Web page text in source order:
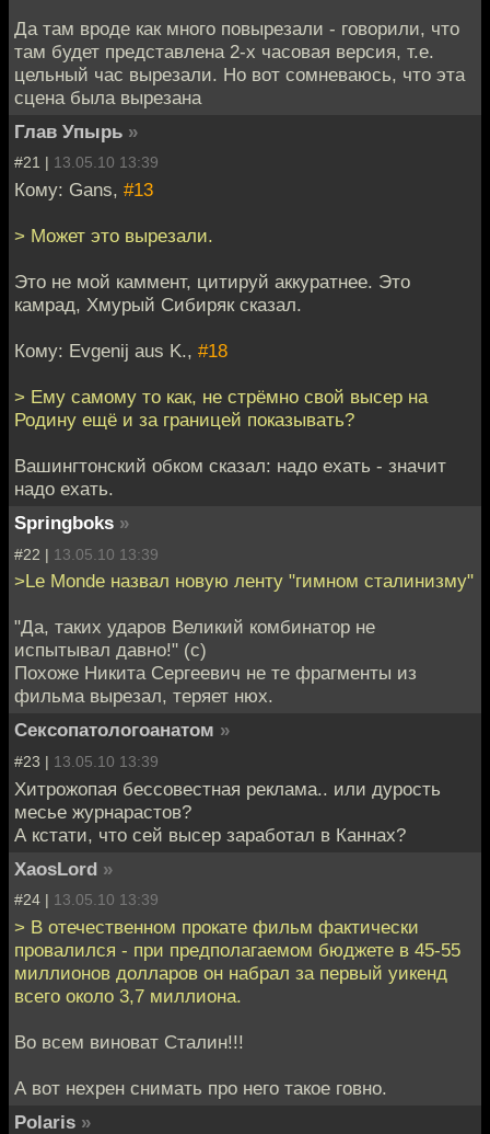
Да там вроде как много повырезали - говорили, что
там будет представлена 2-х часовая версия, т.е.
цельный час вырезали. Но вот сомневаюсь, что эта
сцена была вырезана
Глав Упырь »
#21 | 13.05.10 13:39
Кому: Gans, #13
> Может это вырезали.
Это не мой каммент, цитируй аккуратнее. Это
камрад, Хмурый Сибиряк сказал.
Кому: Evgenij aus K., #18
> Ему самому то как, не стрёмно свой высер на
Родину ещё и за границей показывать?
Вашингтонский обком сказал: надо ехать - значит
надо ехать.
Springboks »
#22 | 13.05.10 13:39
>Le Monde назвал новую ленту "гимном сталинизму"
"Да, таких ударов Великий комбинатор не
испытывал давно!" (с)
Похоже Никита Сергеевич не те фрагменты из
фильма вырезал, теряет нюх.
Сексопатологоанатом »
#23 | 13.05.10 13:39
Хитрожопая бессовестная реклама.. или дурость
месье журнарастов?
А кстати, что сей высер заработал в Каннах?
XaosLord »
#24 | 13.05.10 13:39
> В отечественном прокате фильм фактически
провалился - при предполагаемом бюджете в 45-55
миллионов долларов он набрал за первый уикенд
всего около 3,7 миллиона.
Во всем виноват Сталин!!!
А вот нехрен снимать про него такое говно.
Polaris »